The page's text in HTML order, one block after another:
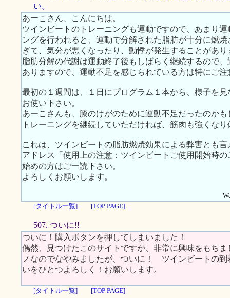
い。
あーこさん、こんにちは。
ツインビートのトレーニングも運動ですので、あまり
ングを行われると、運動で分解された脂肪が十分に燃
ぎて、気分が悪くなったり、動悸が発生することがあり
脂肪分解の代謝は運動終了後もしばらく継続するので
ありますので、運動不足を感じられている方は特にご注
最初の１週間は、１日にプログラム１本から、様子を
お使い下さい。
あーこさんも、膝のけがのために運動不足だったのか
トレーニングを継続していただければ、筋肉も強くな
これは、ツインビートの脂肪燃焼効果による弊害とも
アドレス「使用上の注意：ツインビートご使用開始時
始めの方はご一読下さい。
よろしくお願いします。
[タイトル一覧]
[TOP PAGE]
507. ついに!!
ついに！購入ボタンを押してしまいました！
偶然、見つけたこのサイトですが、非常に興味をもち
ノなのでなやみましたが、ついに！ ツインビートの
いをひとつよろしく！お願いします。
[タイトル一覧] [TOP PAGE]